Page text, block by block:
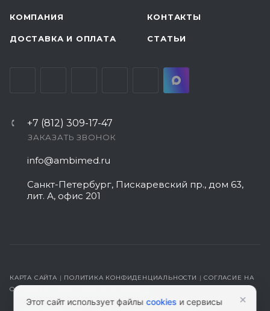
КОМПАНИЯ КОНТАКТЫ
ДОСТАВКА И ОПЛАТА СТАТЬИ
+7 (812) 309-17-47
ЗАКАЗАТЬ ЗВОНОК
info@ambimed.ru
Санкт-Петербург, Пискаревский пр., дом 63,
лит. А, офис 201
КАРТА САЙТА | ПОЛИТИКА КОНФИДЕНЦИАЛЬНОСТИ |СОГЛАСИЕ НА
ОБРАБОТКУ ПЕРСОНАЛЬНЫХ ДАННЫХ
Этот сайт использует файлыcookies и сервисы
×